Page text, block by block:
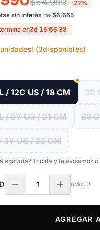
-27%
sin interés de $6.665
en3d 15:56:37
(3disponibles)
/ 12C US / 18 CM 30
/ 2Y US / 21 CM 33
3Y US / 22 CM
agotada? Tocala y te avisamos
máx. 3
AGREGAR